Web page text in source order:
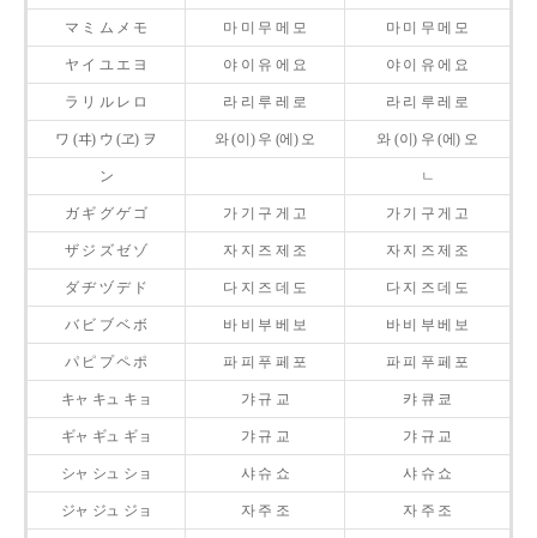
マ ミ ム メ モ 마 미 무 메 모 마 미 무 메 모
ヤ イ ユ エ ヨ 야 이 유 에 요 야 이 유 에 요
ラ リ ル レ ロ 라 리 루 레 로 라 리 루 레 로
ワ (ヰ) ウ (ヱ) ヲ 와 (이) 우 (에) 오 와 (이) 우 (에) 오
ン ㄴ
ガ ギ グ ゲ ゴ 가 기 구 게 고 가 기 구 게 고
ザ ジ ズ ゼ ゾ 자 지 즈 제 조 자 지 즈 제 조
ダ ヂ ヅ デ ド 다 지 즈 데 도 다 지 즈 데 도
バ ビ ブ ベ ボ 바 비 부 베 보 바 비 부 베 보
パ ピ プ ペ ポ 파 피 푸 페 포 파 피 푸 페 포
キャ キュ キョ 갸 규 교 캬 큐 쿄
ギャ ギュ ギョ 갸 규 교 갸 규 교
シャ シュ ショ 샤 슈 쇼 샤 슈 쇼
ジャ ジュ ジョ 자 주 조 자 주 조